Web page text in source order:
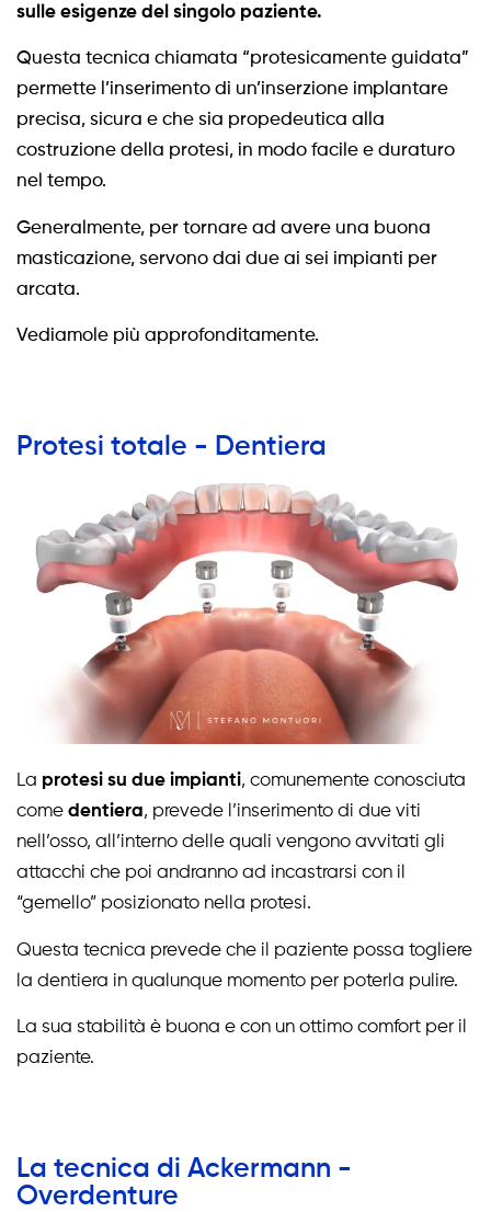
sulle esigenze del singolo paziente.
Questa tecnica chiamata “protesicamente guidata”
permette l’inserimento di un’inserzione implantare
precisa, sicura e che sia propedeutica alla
costruzione della protesi, in modo facile e duraturo
nel tempo.
Generalmente, per tornare ad avere una buona
masticazione, servono dai due ai sei impianti per
arcata.
Vediamole più approfonditamente.
Protesi totale - Dentiera
La protesi su due impianti, comunemente conosciuta
come dentiera, prevede l’inserimento di due viti
nell’osso, all’interno delle quali vengono avvitati gli
attacchi che poi andranno ad incastrarsi con il
“gemello” posizionato nella protesi.
Questa tecnica prevede che il paziente possa togliere
la dentiera in qualunque momento per poterla pulire.
La sua stabilità è buona e con un ottimo comfort per il
paziente.
La tecnica di Ackermann -
Overdenture